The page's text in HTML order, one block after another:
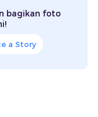
bagikan foto
a Story